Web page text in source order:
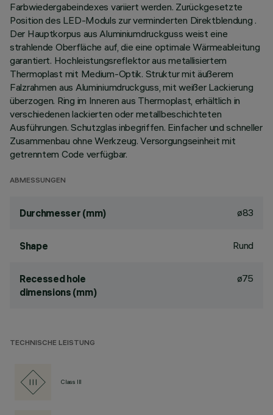
Farbwiedergabeindexes variiert werden. Zurückgesetzte
Position des LED-Moduls zur verminderten Direktblendung .
Der Hauptkorpus aus Aluminiumdruckguss weist eine
strahlende Oberfläche auf, die eine optimale Wärmeableitung
garantiert. Hochleistungsreflektor aus metallisiertem
Thermoplast mit Medium-Optik. Struktur mit äußerem
Falzrahmen aus Aluminiumdruckguss, mit weißer Lackierung
überzogen. Ring im Inneren aus Thermoplast, erhältlich in
verschiedenen lackierten oder metallbeschichteten
Ausführungen. Schutzglas inbegriffen. Einfacher und schneller
Zusammenbau ohne Werkzeug. Versorgungseinheit mit
getrenntem Code verfügbar.
ABMESSUNGEN
Durchmesser (mm) ø83
Shape Rund
Recessed hole
dimensions (mm)
ø75
TECHNISCHE LEISTUNG
Class III